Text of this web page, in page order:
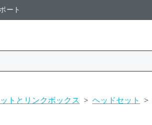
ート
トとリンクボックス > ヘッドセット >